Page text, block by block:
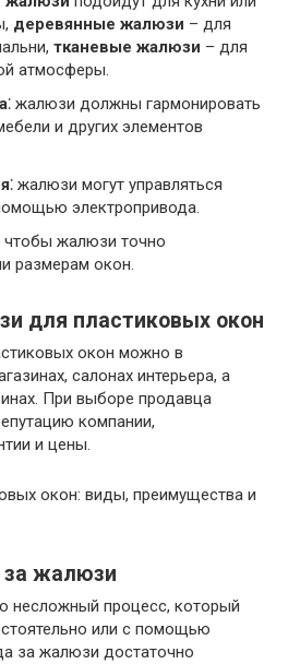
деревянные жалюзи – для
тканевые жалюзи – для
атмосферы.
⁚ жалюзи должны гармонировать
и других элементов
⁚ жалюзи могут управляться
электропривода.
чтобы жалюзи точно
размерам окон.
для пластиковых окон
окон можно в
салонах интерьера, а
При выборе продавца
компании,
и цены.
за жалюзи
несложный процесс, который
или с помощью
за жалюзи достаточно